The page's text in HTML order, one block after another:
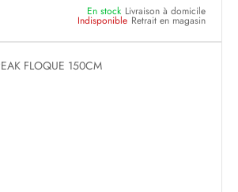
En stock Livraison à domicile
Indisponible Retrait en magasin